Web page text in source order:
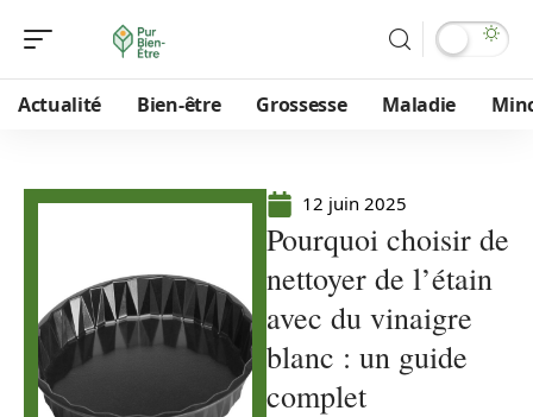
Actualité Bien-être Grossesse Maladie
12 juin 2025
Pourquoi choisir de
nettoyer de l’étain
avec du vinaigre
blanc : un guide
complet